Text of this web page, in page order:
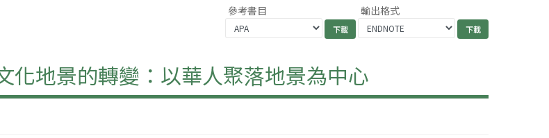
參考書目 輸出格式
化地景的轉變：以華人聚落地景為中心